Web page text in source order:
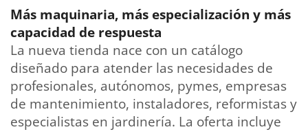
Más maquinaria, más especialización y más
capacidad de respuesta
La nueva tienda nace con un catálogo
diseñado para atender las necesidades de
profesionales, autónomos, pymes, empresas
de mantenimiento, instaladores, reformistas y
especialistas en jardinería. La oferta incluye